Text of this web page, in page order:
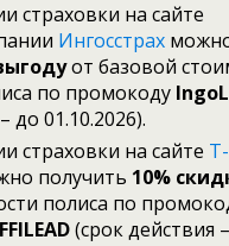
страховки на сайте
Ингосстрах
от базовой
по промокоду
до 01.10.2026).
страховки на сайте
получить 10%
полиса по
(срок действия